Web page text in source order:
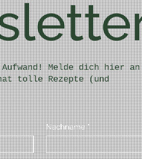
Aufwand! Melde dich hier an
tolle Rezepte (und
Nachname *